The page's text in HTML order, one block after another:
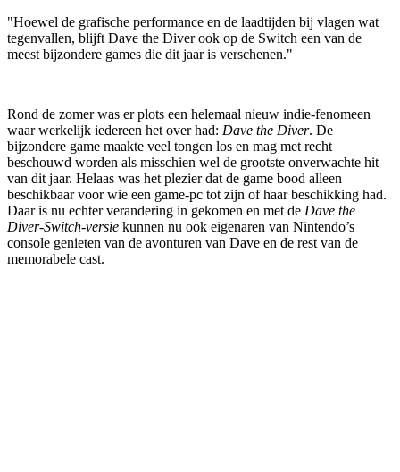
"Hoewel de grafische performance en de laadtijden bij vlagen wat
tegenvallen, blijft Dave the Diver ook op de Switch een van de
meest bijzondere games die dit jaar is verschenen."
Rond de zomer was er plots een helemaal nieuw indie-fenomeen
waar werkelijk iedereen het over had: Dave the Diver. De
bijzondere game maakte veel tongen los en mag met recht
beschouwd worden als misschien wel de grootste onverwachte hit
van dit jaar. Helaas was het plezier dat de game bood alleen
beschikbaar voor wie een game-pc tot zijn of haar beschikking had.
Daar is nu echter verandering in gekomen en met de Dave the
Diver-Switch-versie kunnen nu ook eigenaren van Nintendo’s
console genieten van de avonturen van Dave en de rest van de
memorabele cast.